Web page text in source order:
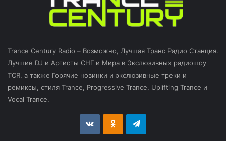
Trance Century Radio – Возможно, Лучшая Транс Радио Станция.
Лучшие DJ и Артисты СНГ и Мира в Экслюзивных радиошоу
TCR, а также Горячие новинки и экслюзивные треки и
ремиксы, стиля Trance, Progressive Trance, Uplifting Trance и
Vocal Trance.
vk.com Odnoklassniki
Telegram